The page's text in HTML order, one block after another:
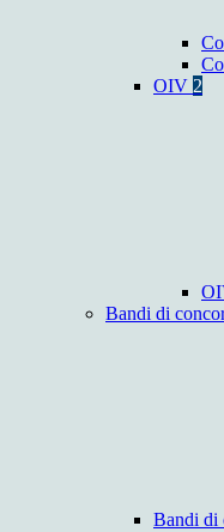
OIV 2
Bandi di
Bandi di